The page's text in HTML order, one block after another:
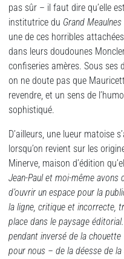
pas sûr – il faut dire qu’elle
institutrice du Grand Meaulnes
une de ces horribles
dans leurs doudounes
confiseries amères. Sous ses
on ne doute pas que
revendre, et un sens de
sophistiqué.
D’ailleurs, une lueur matoise
lorsqu’on revient sur les
Minerve, maison d’édition
Jean-Paul et moi-même avons
d’ouvrir un espace pour la
la ligne, critique et incorrecte,
place dans le paysage
pendant inversé de la
pour nous – de la déesse de la